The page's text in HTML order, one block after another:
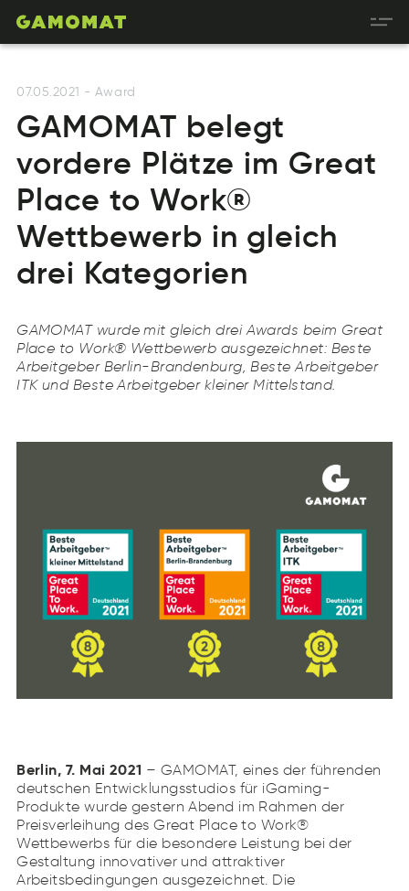
07.05.2021 - Award
GAMOMAT belegt
vordere Plätze im Great
Place to Work®
Wettbewerb in gleich
drei Kategorien
GAMOMAT wurde mit gleich drei Awards beim Great
Place to Work® Wettbewerb ausgezeichnet: Beste
Arbeitgeber Berlin-Brandenburg, Beste Arbeitgeber
ITK und Beste Arbeitgeber kleiner Mittelstand.
Berlin, 7. Mai 2021 – GAMOMAT, eines der führenden
deutschen Entwicklungsstudios für iGaming-
Produkte wurde gestern Abend im Rahmen der
Preisverleihung des Great Place to Work®
Wettbewerbs für die besondere Leistung bei der
Gestaltung innovativer und attraktiver
Arbeitsbedingungen ausgezeichnet. Die